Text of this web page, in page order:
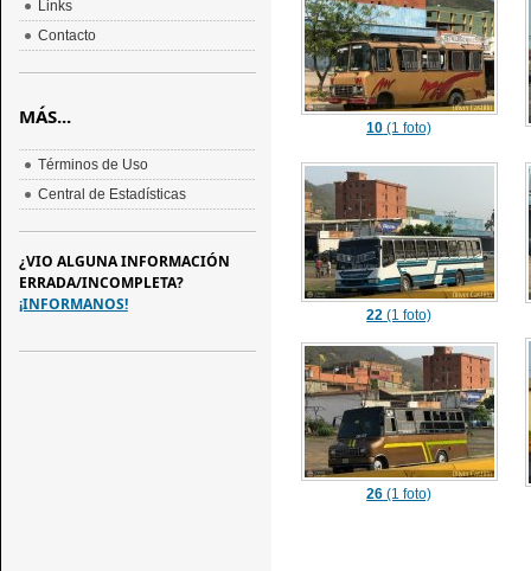
10 (1 foto)
22 (1 foto)
26 (1 foto)
Links
Contacto
MÁS...
Términos de Uso
Central de Estadísticas
¿VIO ALGUNA INFORMACIÓN
ERRADA/INCOMPLETA?
¡INFORMANOS!